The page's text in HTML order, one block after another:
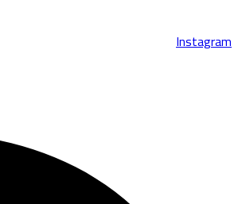
Instagram